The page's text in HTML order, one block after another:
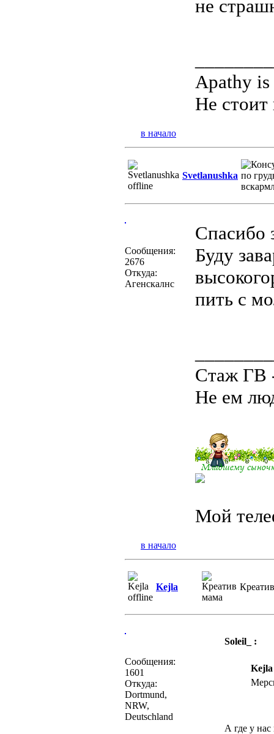
не
Apathy
Не стоит
в начало
Svetlanushka
Сообщения:
2676
Откуда:
Агенскалнс
Спасибо
Буду
пить с
Стаж ГВ
Не ем
Мой
в начало
Kejla
Сообщения:
1601
Откуда:
Dortmund,
NRW,
Deutschland
Soleil_ :
А где у нас